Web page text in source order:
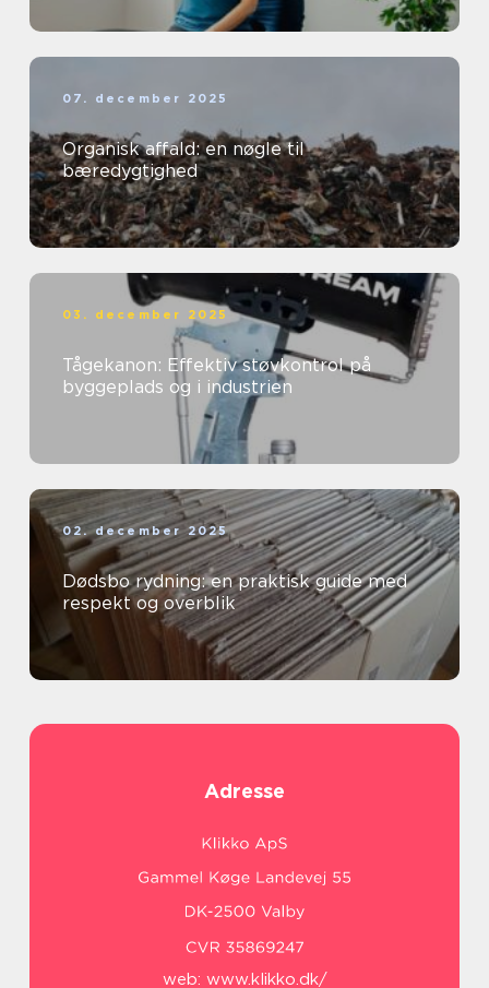
07. december 2025
Organisk affald: en nøgle til
bæredygtighed
03. december 2025
Tågekanon: Effektiv støvkontrol på
byggeplads og i industrien
02. december 2025
Dødsbo rydning: en praktisk guide med
respekt og overblik
Adresse
web: www.klikko.dk/